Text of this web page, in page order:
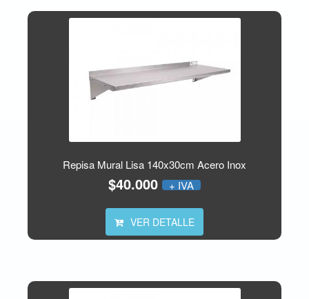
Repisa Mural Lisa 140x30cm Acero Inox
$40.000 + IVA
VER DETALLE